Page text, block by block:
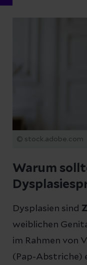
© stock.adobe.com
Warum
Dysplasien sind
weiblichen
im Rahmen von
(Pap-Abstriche)